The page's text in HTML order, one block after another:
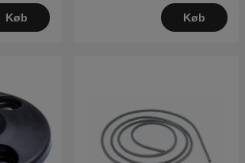
Køb Køb